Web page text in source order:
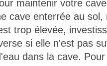
maintenir votre
cave enterrée au
trop élevée,
si elle n'est pas
dans la cave.